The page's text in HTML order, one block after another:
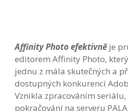
Affinity Photo efektivněje
editorem Affinity Photo,
jednu z mála skutečných a
dostupných konkurencí
Vznikla zpracováním seriálu,
pokračování na serveru